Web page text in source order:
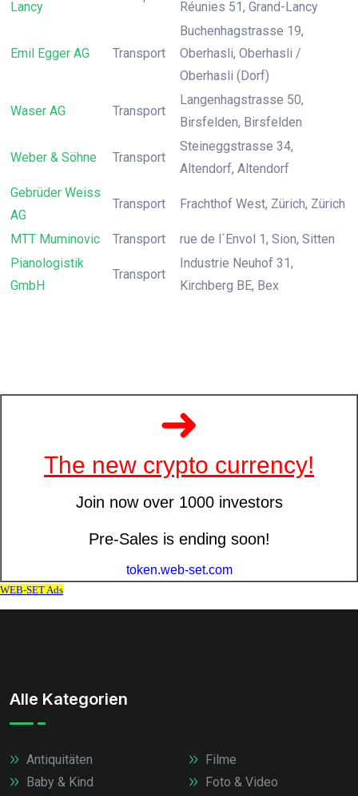
Lancy Réunies 51, Grand-Lancy
Emil Egger AG Transport
Buchenhagstrasse 19,
Oberhasli, Oberhasli /
Oberhasli (Dorf)
Waser AG Transport
Langenhagstrasse 50,
Birsfelden, Birsfelden
Weber & Söhne Transport
Steineggstrasse 34,
Altendorf, Altendorf
Gebrüder Weiss
AG
Transport Frachthof West, Zürich, Zürich
MTT Muminovic Transport
rue de l´Envol 1, Sion, Sitten
Pianologistik
GmbH
Transport
Industrie Neuhof 31,
Kirchberg BE, Bex
Alle Kategorien
Antiquitäten
Baby & Kind
Filme
Foto & Video